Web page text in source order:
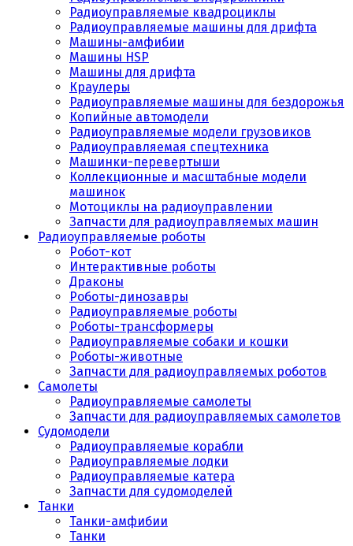
Радиоуправляемые квадроциклы
Радиоуправляемые машины для дрифта
Машины-амфибии
Машины HSP
Машины для дрифта
Краулеры
Радиоуправляемые машины для бездорожья
Копийные автомодели
Радиоуправляемые модели грузовиков
Радиоуправляемая спецтехника
Машинки-перевертыши
Коллекционные и масштабные модели
машинок
Мотоциклы на радиоуправлении
Запчасти для радиоуправляемых машин
Радиоуправляемые роботы
Робот-кот
Интерактивные роботы
Драконы
Роботы-динозавры
Радиоуправляемые роботы
Роботы-трансформеры
Радиоуправляемые собаки и кошки
Роботы-животные
Запчасти для радиоуправляемых роботов
Самолеты
Радиоуправляемые самолеты
Запчасти для радиоуправляемых самолетов
Судомодели
Радиоуправляемые корабли
Радиоуправляемые лодки
Радиоуправляемые катера
Запчасти для судомоделей
Танки
Танки-амфибии
Танки